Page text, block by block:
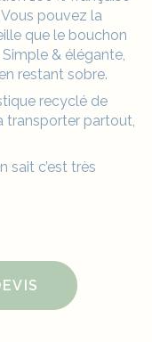
pouvez la
que le bouchon
& élégante,
restant sobre.
recyclé de
transporter partout,
sait c’est très